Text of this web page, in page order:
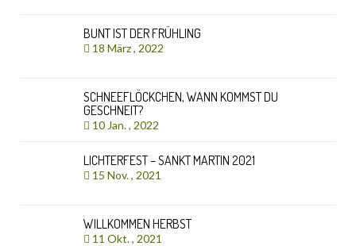
BUNT IST DER FRÜHLING
18 März , 2022
SCHNEEFLÖCKCHEN, WANN KOMMST DU
GESCHNEIT?
10 Jan. , 2022
LICHTERFEST – SANKT MARTIN 2021
15 Nov. , 2021
WILLKOMMEN HERBST
11 Okt. , 2021